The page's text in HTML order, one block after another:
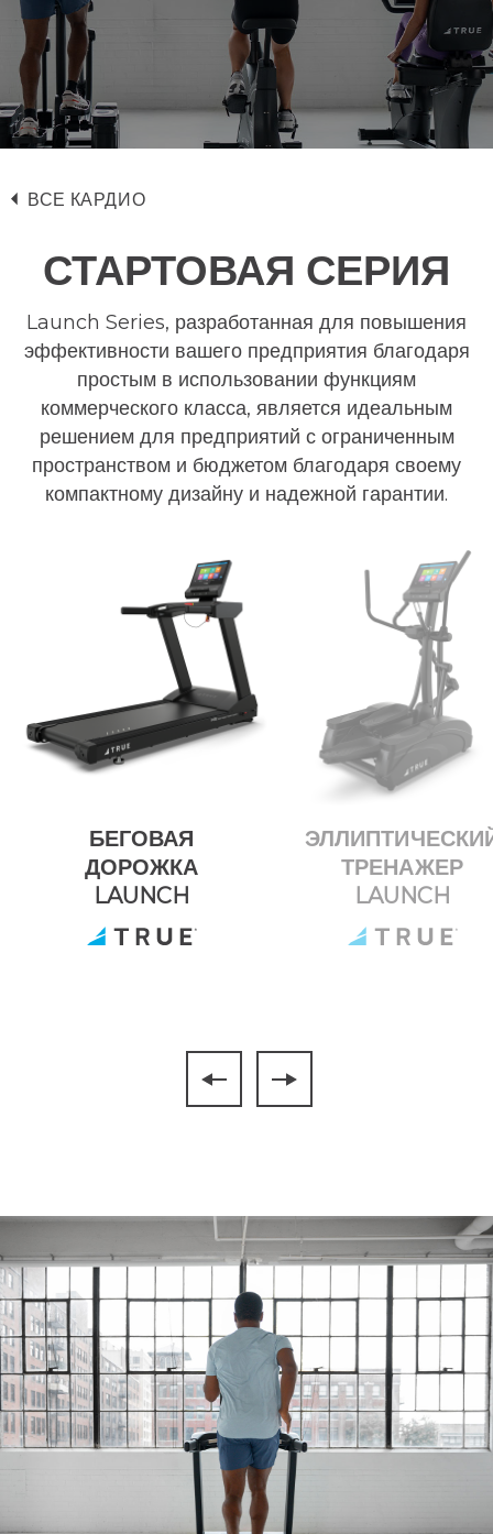
ВСЕ КАРДИО
СТАРТОВАЯ СЕРИЯ
Launch Series, разработанная для повышения
эффективности вашего предприятия благодаря
простым в использовании функциям
коммерческого класса, является идеальным
решением для предприятий с ограниченным
пространством и бюджетом благодаря своему
компактному дизайну и надежной гарантии.
БЕГОВАЯ
ДОРОЖКА
LAUNCH
ТРЕНАЖЕР
LAUNCH